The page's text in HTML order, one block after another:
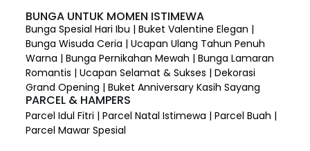
BUNGA UNTUK MOMEN ISTIMEWA
Bunga Spesial Hari Ibu | Buket Valentine Elegan |
Bunga Wisuda Ceria | Ucapan Ulang Tahun Penuh
Warna | Bunga Pernikahan Mewah | Bunga Lamaran
Romantis | Ucapan Selamat & Sukses | Dekorasi
Grand Opening | Buket Anniversary Kasih Sayang
PARCEL & HAMPERS
Parcel Idul Fitri | Parcel Natal Istimewa | Parcel Buah |
Parcel Mawar Spesial